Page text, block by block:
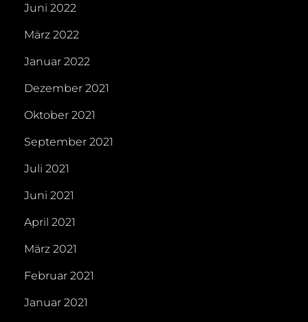
Juni 2022
März 2022
Januar 2022
Dezember 2021
Oktober 2021
September 2021
Juli 2021
Juni 2021
April 2021
März 2021
Februar 2021
Januar 2021